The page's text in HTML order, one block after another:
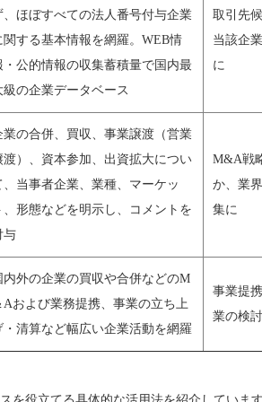
、ほぼすべての法人番号付与企業
関する基本情報を網羅。WEB情
・公的情報の収集蓄積量で国内最
級の企業データベース
取引先
当該企
に
業の合併、買収、事業譲渡（営業
渡）、資本参加、出資拡大につい
、当事者企業、業種、マーケッ
、形態などを明示し、コメントを
与
M&A戦
か、業
集に
内外の企業の買収や合併などのM
Aおよび業務提携、事業の立ち上
・清算など幅広い企業活動を網羅
事業提
業の検